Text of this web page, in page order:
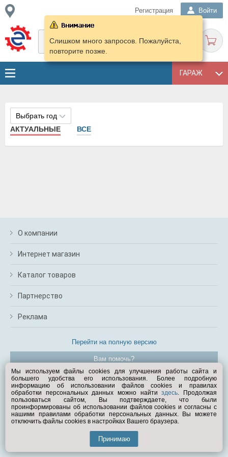
Регистрация Войти
ГАРАЖ
Слишком много запросов. Пожалуйста,
повторите позже.
Выбрать год
АКТУАЛЬНЫЕ
ВСЕ
О компании
Интернет магазин
Каталог товаров
Партнерство
Реклама
Перейти на полную версию
Вам помочь?
© Exist.ru 1998—2026
Мы используем файлы cookies для улучшения работы сайта и
большего удобства его использования. Более подробную
информацию об использовании файлов cookies и правилах
обработки персональных данных можно найтиздесь. Продолжая
пользоваться сайтом, Вы подтверждаете, что были
проинформированы об использовании файлов cookies и согласны с
нашими правилами обработки персональных данных. Вы можете
отключить файлы cookies в настройках Вашего браузера.
Принимаю